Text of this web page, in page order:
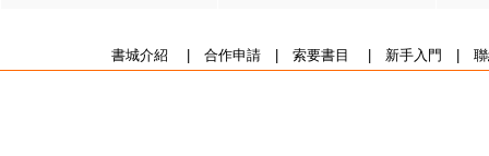
書城介紹 合作申請| 索要書目 新手入門